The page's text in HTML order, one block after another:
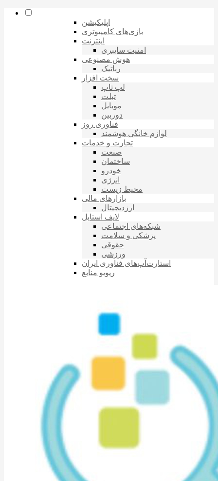
اپلیکیشن
بازی‌های کامپیوتری
اینترنت
امنیت سایبری
هوش مصنوعی
رباتیک
سخت افزار
لپ تاپ
تبلت
موبایل
دوربین
فناوری روز
لوازم خانگی هوشمند
تجارت و خدمات
صنعت
ساختمان
خودرو
انرژی
محیط زیست
بازارهای مالی
ارزدیجیتال
لایف استایل
شبکه‌های اجتماعی
پزشکی و سلامت
حقوقی
ورزشی
استارت‌آپ‌های فناوری ایران
ریویو منابع